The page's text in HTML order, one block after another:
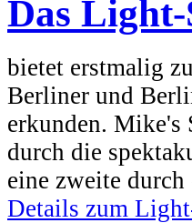
Das
bietet erstmalig
Berliner und
erkunden. Mike's
durch die
eine zweite
Details zum